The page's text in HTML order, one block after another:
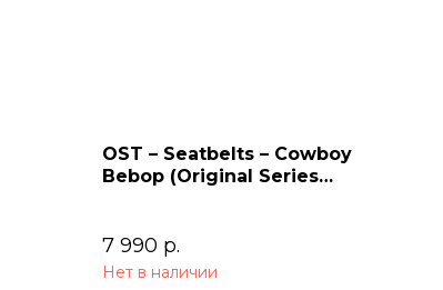
OST – Seatbelts – Cowboy
Bebop (Original Series
7 990 р.
Нет в наличии